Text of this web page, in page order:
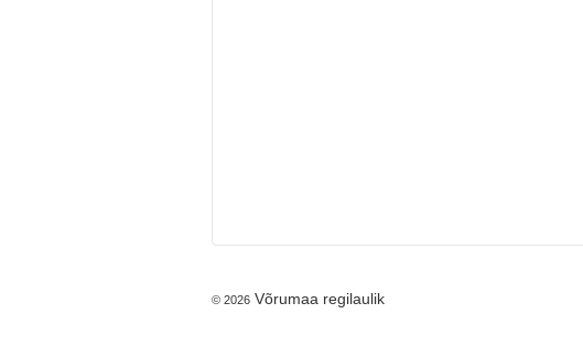
© 2026 Võrumaa regilaulik